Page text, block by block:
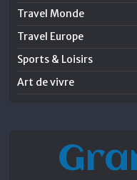
Travel Monde
Travel Europe
Sports & Loisirs
Art de vivre